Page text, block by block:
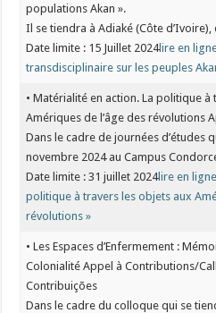
populations Akan ».
Il se tiendra à Adiaké (Côte
Date limite : 15 Juillet 2024lire en
transdisciplinaire sur les peuples
• Matérialité en action. La politique à
Amériques de l’âge des révolutions
Dans le cadre de journées d’études
novembre 2024 au Campus
Date limite : 31 juillet 2024lire en
politique à travers les objets aux
révolutions »
• Les Espaces d’Enfermement :
Colonialité Appel à Contributions/
Contribuições
Dans le cadre du colloque qui se